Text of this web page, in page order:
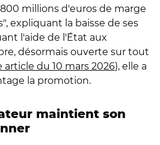
millions d'euros de marge
expliquant la baisse de ses
l'aide de l'État aux
désormais ouverte sur tout
article du 10 mars 2026), elle a
la promotion.
maintient son